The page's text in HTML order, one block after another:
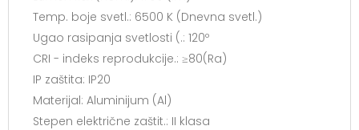
Temp. boje svetl.: 6500 K (Dnevna svetl.)
Ugao rasipanja svetlosti (.: 120º
CRI - indeks reprodukcije.: ≥80(Ra)
IP zaštita: IP20
Materijal: Aluminijum (Al)
Stepen električne zaštit.: II klasa